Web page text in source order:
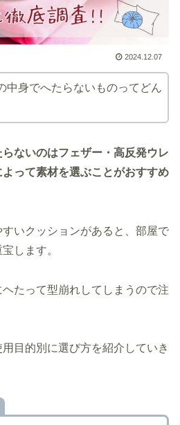
2024.12.07
中身でへたらないものってどん
ないのはフェザー・高反発ウレ
って素材を選ぶことがおすすめ
いクッションがあると、部屋で
します。
たって型崩れしてしまうので注
目的別に選び方を紹介していき